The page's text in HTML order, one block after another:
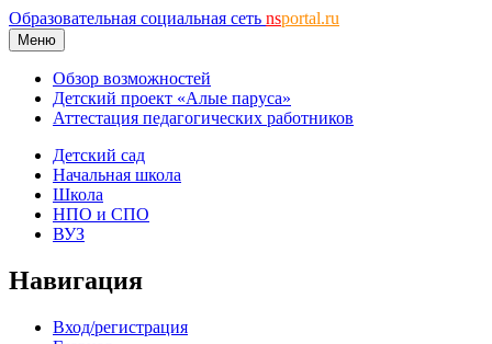
Образовательная социальная сеть nsportal.ru
Меню
Обзор возможностей
Детский проект «Алые паруса»
Аттестация педагогических работников
Детский сад
Начальная школа
Школа
НПО и СПО
ВУЗ
Навигация
Вход/регистрация